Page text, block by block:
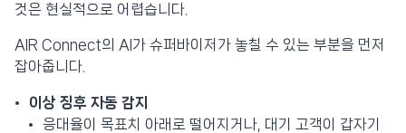
것은 현실적으로 어렵습니다.
AIR Connect의 AI가 슈퍼바이저가 놓칠 수 있는 부분을 먼저
잡아줍니다.
이상 징후 자동 감지
응대율이 목표치 아래로 떨어지거나, 대기 고객이 갑자기